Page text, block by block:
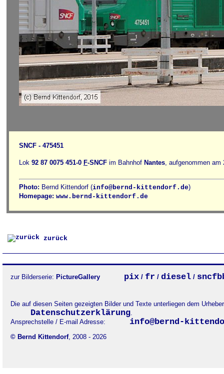
SNCF - 475451
Lok 92 87 0075 451-0 F-SNCF im Bahnhof Nantes, aufgenommen
Photo: Bernd Kittendorf (info@bernd-kittendorf.de)
Homepage: www.bernd-kittendorf.de
zurück
zur Bilderserie: PictureGallery pix / fr / diesel /
Die auf diesen Seiten gezeigten Bilder und Texte unterliegen dem
Datenschutzerklärung.
Ansprechstelle / E-mail Adresse:
info@bernd-
© Bernd Kittendorf, 2008 - 2026